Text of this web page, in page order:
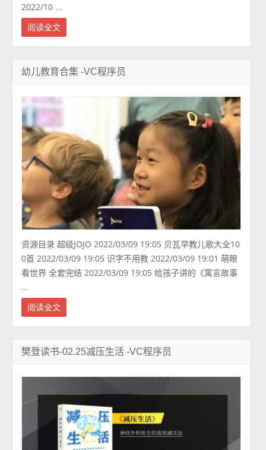
2022/10 ...
阅读全文
幼儿教育合集 -VC程序员
资源目录 超级JOJO 2022/03/09 19:05 贝瓦早教儿歌大全10
0首 2022/03/09 19:05 识字不用教 2022/03/09 19:01 萌眼
看世界 全套完结 2022/03/09 19:05 给孩子讲的《寓言故事
...
阅读全文
樊登读书-02.25减压生活 -VC程序员